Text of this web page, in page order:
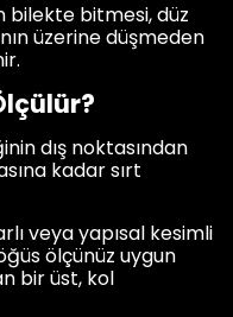
bilekte bitmesi, düz
üzerine düşmeden
dış noktasından
kadar sırt
veya yapısal kesimli
ölçünüz uygun
bir üst, kol